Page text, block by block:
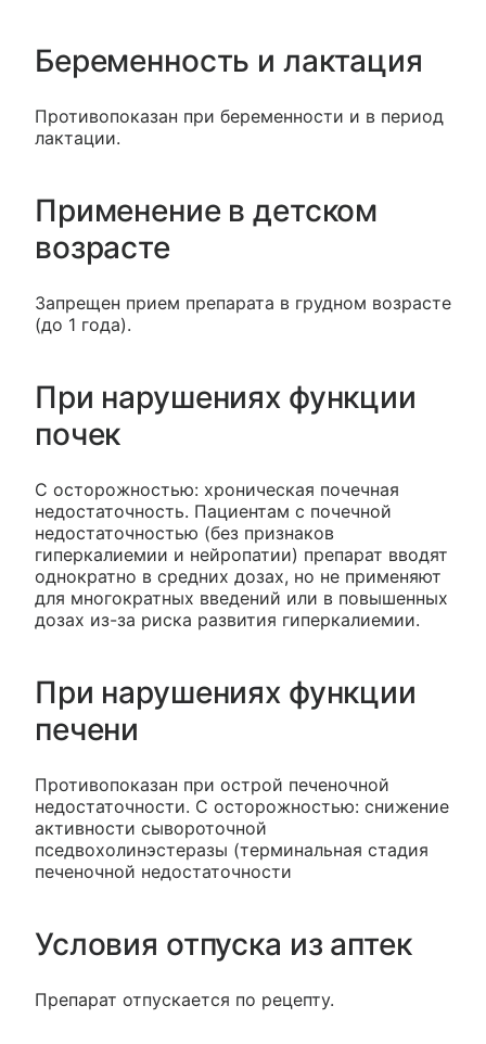
Беременность и лактация
Противопоказан при беременности и в период
лактации.
Применение в детском
возрасте
Запрещен прием препарата в грудном возрасте
(до 1 года).
При нарушениях функции
почек
С осторожностью: хроническая почечная
недостаточность. Пациентам с почечной
недостаточностью (без признаков
гиперкалиемии и нейропатии) препарат вводят
однократно в средних дозах, но не применяют
для многократных введений или в повышенных
дозах из-за риска развития гиперкалиемии.
При нарушениях функции
печени
Противопоказан при острой печеночной
недостаточности. С осторожностью: снижение
активности сывороточной
пседвохолинэстеразы (терминальная стадия
печеночной недостаточности
Условия отпуска из аптек
Препарат отпускается по рецепту.